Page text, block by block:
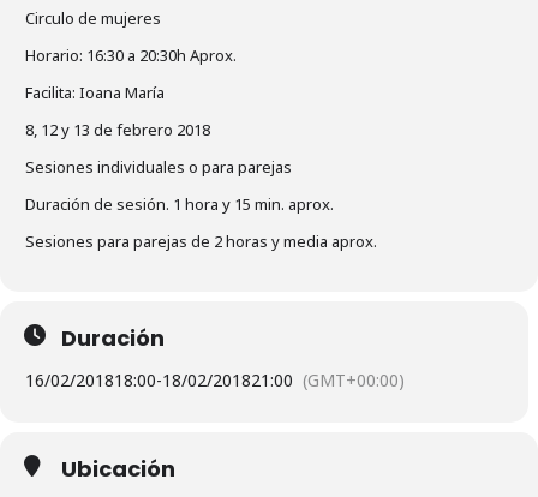
Circulo de mujeres
Horario: 16:30 a 20:30h Aprox.
Facilita: Ioana María
8, 12 y 13 de febrero 2018
Sesiones individuales o para parejas
Duración de sesión. 1 hora y 15 min. aprox.
Sesiones para parejas de 2 horas y media aprox.
Duración
16/02/201818:00-18/02/201821:00 (GMT+00:00)
Ubicación